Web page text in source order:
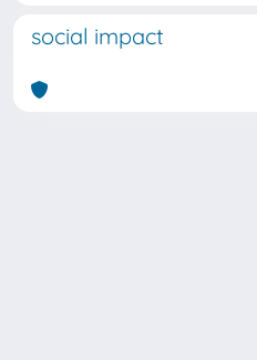
social impact